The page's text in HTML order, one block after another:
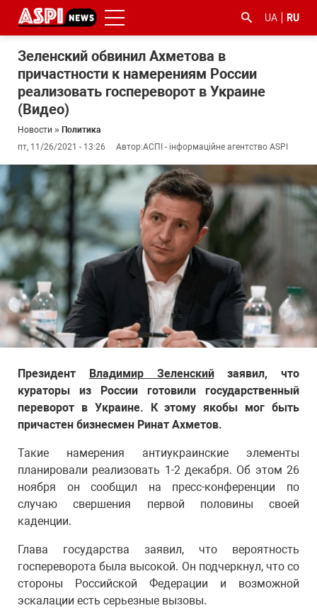
UA RU
Зеленский обвинил Ахметова в
причастности к намерениям России
реализовать госпереворот в Украине
(Видео)
Новости » Политика
пт, 11/26/2021 - 13:26
Автор:АСПІ - інформаційне агентство ASPI
Президент Владимир Зеленскийзаявил, что
кураторы из России готовили государственный
переворот в Украине. К этому якобы мог быть
причастен бизнесмен Ринат Ахметов.
Такие намерения антиукраинские элементы
планировали реализовать 1-2 декабря. Об этом 26
ноября он сообщил на пресс-конференции по
случаю свершения первой половины своей
каденции.
Глава государства заявил, что вероятность
госпереворота была высокой. Он подчеркнул, что со
стороны Российской Федерации и возможной
эскалации есть серьезные вызовы.
з
корупцією